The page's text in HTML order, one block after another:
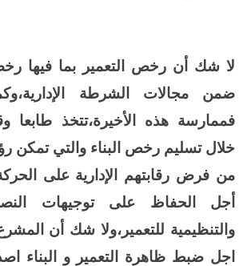
لا شك أن رخص التعمير بما فيها
ضمن مجالات الشرطة
فممارسة هذه الأخيرة،تتخذ طابعا
خلال تسليم رخص البناء والتي تمكن
من فرض رقابتهم الإدارية على
أجل الحفاظ على توجيهات
والتنظيمية للتعمير،ولا شك أن
اجل ضبط ظاهرة التعمير و البناء